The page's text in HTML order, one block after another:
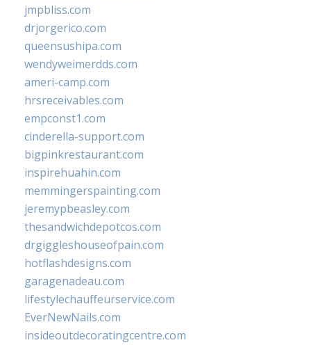
jmpbliss.com
drjorgerico.com
queensushipa.com
wendyweimerdds.com
ameri-camp.com
hrsreceivables.com
empconst1.com
cinderella-support.com
bigpinkrestaurant.com
inspirehuahin.com
memmingerspainting.com
jeremypbeasley.com
thesandwichdepotcos.com
drgiggleshouseofpain.com
hotflashdesigns.com
garagenadeau.com
lifestylechauffeurservice.com
EverNewNails.com
insideoutdecoratingcentre.com